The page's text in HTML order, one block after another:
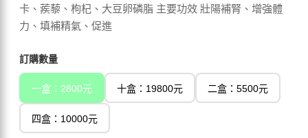
卡、蒺藜、枸杞、大豆卵磷脂 主要功效 壯陽補腎、增強體
力、填補精氣、促進
訂購數量
一盒：2800元 十盒：19800元 二盒：5500元
四盒：10000元